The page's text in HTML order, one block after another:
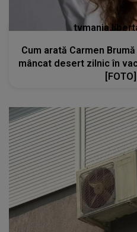
Cum arată Carmen
mâncat desert zilnic în
[FOTO]